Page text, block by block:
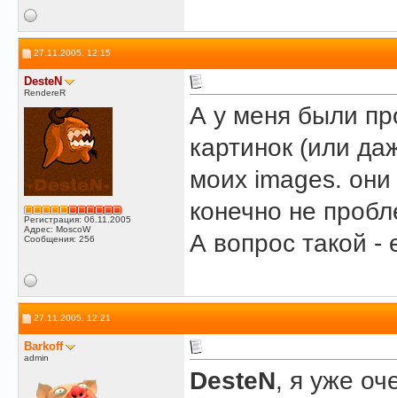
27.11.2005, 12:15
DesteN
RendereR
Регистрация: 06.11.2005
Адрес: MoscoW
Сообщения: 256
А у меня были
картинок (или
моих images.
конечно не
А вопрос такой -
27.11.2005, 12:21
Barkoff
admin
DesteN, я уже